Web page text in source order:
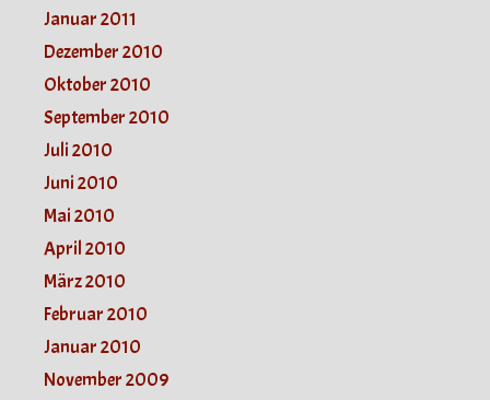
Januar 2011
Dezember 2010
Oktober 2010
September 2010
Juli 2010
Juni 2010
Mai 2010
April 2010
März 2010
Februar 2010
Januar 2010
November 2009